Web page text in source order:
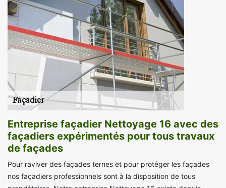
Entreprise façadier Nettoyage 16 avec des
façadiers expérimentés pour tous travaux
de façades
Pour raviver des façades ternes et pour protéger les façades
nos façadiers professionnels sont à la disposition de tous